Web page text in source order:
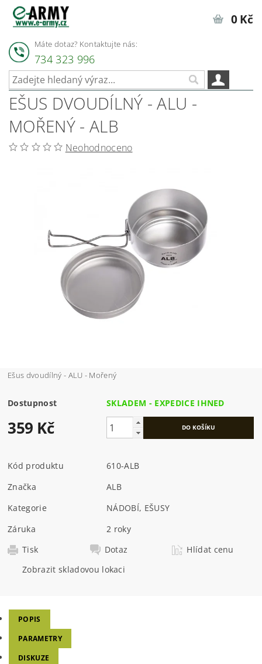
Máte dotaz? Kontaktujte nás:
734 323 996
0 Kč
EŠUS DVOUDÍLNÝ - ALU -
MOŘENÝ - ALB
Neohodnoceno
Ešus dvoudílný - ALU - Mořený
Dostupnost SKLADEM - EXPEDICE IHNED
359 Kč
Kód produktu
610-ALB
Značka
ALB
Kategorie
NÁDOBÍ, EŠUSY
Záruka
2 roky
Tisk
Dotaz
Hlídat cenu
Zobrazit skladovou lokaci
POPIS
PARAMETRY
DISKUZE